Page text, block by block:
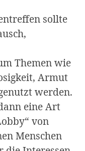
sollte
Themen wie
Armut
werden.
eine Art
von
Menschen